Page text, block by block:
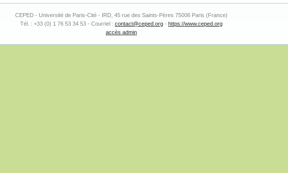
CEPED - Université de Paris-Cité - IRD, 45 rue des Saints-Pères 75006 Paris (France)
Tél. : +33 (0) 1 76 53 34 53 - Courriel : contact@ceped.org - https://www.ceped.org
accès admin